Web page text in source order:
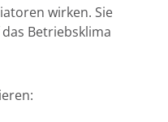
wirken. Sie
Betriebsklima